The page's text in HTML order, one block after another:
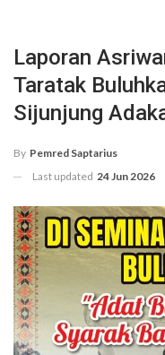
Laporan
Taratak
Sijunjung
By Pemred Saptarius
Last updated 24 Jun 2026